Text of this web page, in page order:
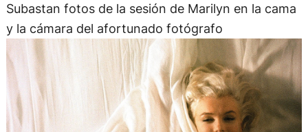
Subastan fotos de la sesión de Marilyn en la cama
y la cámara del afortunado fotógrafo